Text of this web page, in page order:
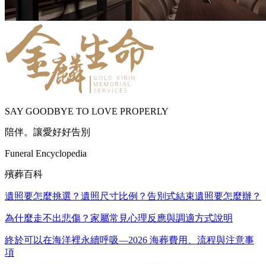
SAY GOODBYE TO LOVE PROPERLY
陪伴。讓愛好好告別
Funeral Encyclopedia
殯葬百科
遺照要怎麼挑選？遺照尺寸比例？告別式結束遺照要怎麼辦？
為什麼走不出悲傷？家屬常見心理反應與調適方式說明
終於可以在海洋裡永續呼吸—2026 海葬費用、流程與注意事
項